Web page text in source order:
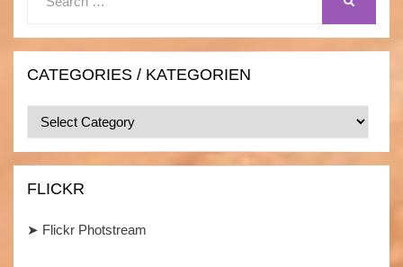
CATEGORIES / KATEGORIEN
Categories
/
FLICKR
➤ Flickr Photstream